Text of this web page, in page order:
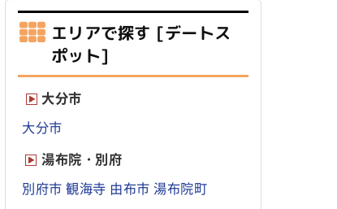
エリアで探す [デートス
ポット]
大分市
大分市
湯布院・別府
別府市 観海寺 由布市 湯布院町